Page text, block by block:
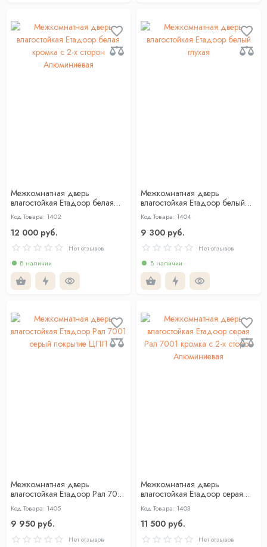
Межкомнатная дверь
влагостойкая Етадоор белая
кромка с 2-x сторон
Алюминиевая
Код Товара: 1402
12 000 руб.
Нет отзывов
В наличии
Межкомнатная дверь
влагостойкая Етадоор белый
глухая
Код Товара: 1404
9 300 руб.
Нет отзывов
В наличии
Межкомнатная дверь
влагостойкая Етадоор Рал 7001
серый покрытие ЦПЛ
Код Товара: 1405
9 950 руб.
Нет отзывов
Межкомнатная дверь
влагостойкая Етадоор серая
Рал 7001 кромка с 2-x сторон
Алюминиевая
Код Товара: 1403
11 500 руб.
Нет отзывов